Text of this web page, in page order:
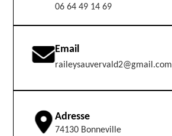
06 64 49 14 69
Email
raileysauvervald2@gmail.com
Adresse
74130 Bonneville